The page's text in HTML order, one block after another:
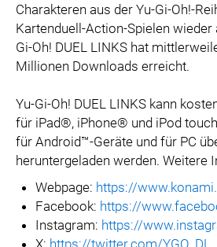
Charakteren aus der Yu-Gi-Oh!-
Kartenduell-Action-Spielen wieder
Gi-Oh! DUEL LINKS hat
Millionen Downloads erreicht.
Yu-Gi-Oh! DUEL LINKS kann
für iPad®, iPhone® und iPod
für Android™-Geräte und für PC
heruntergeladen werden. Weitere
Webpage: https://
Facebook: https://
Instagram: https://
X: https://twitter.com/